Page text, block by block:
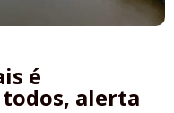
é
alerta